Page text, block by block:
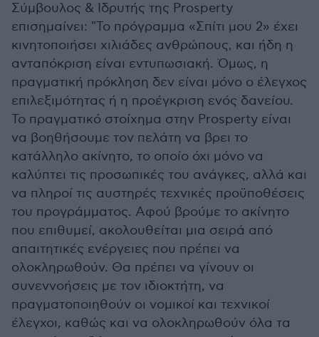
Σύμβουλος & Ιδρυτής της Prosperty
επισημαίνει: "Το πρόγραμμα «Σπίτι μου 2» έχει
κινητοποιήσει χιλιάδες ανθρώπους, και ήδη η
ανταπόκριση είναι εντυπωσιακή. Όμως, η
πραγματική πρόκληση δεν είναι μόνο ο έλεγχος
επιλεξιμότητας ή η προέγκριση ενός δανείου.
Το πραγματικό στοίχημα στην Prosperty είναι
να βοηθήσουμε τον πελάτη να βρει το
κατάλληλο ακίνητο, το οποίο όχι μόνο να
καλύπτει τις προσωπικές του ανάγκες, αλλά και
να πληροί τις αυστηρές τεχνικές προϋποθέσεις
του προγράμματος. Αφού βρούμε το ακίνητο
που επιθυμεί, ακολουθείται μια σειρά από
απαιτητικές ενέργειες που πρέπει να
ολοκληρωθούν. Θα πρέπει να γίνουν οι
συνεννοήσεις με τον ιδιοκτήτη, να
πραγματοποιηθούν οι νομικοί και τεχνικοί
έλεγχοι, καθώς και να ολοκληρωθούν όλα τα